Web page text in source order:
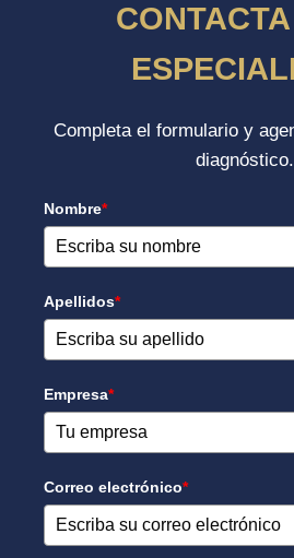
Completa el formulario y
diagnóstico.
Nombre*
Apellidos*
Empresa*
Correo electrónico*